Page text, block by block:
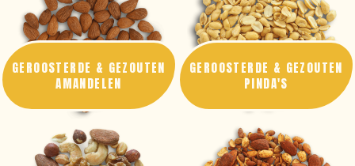
GEROOSTERDE & GEZOUTEN
AMANDELEN
GEROOSTERDE & GEZOUTEN
PINDA'S